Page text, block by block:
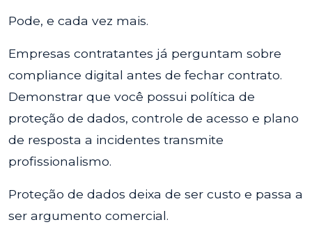
Pode, e cada vez mais.
Empresas contratantes já perguntam sobre
compliance digital antes de fechar contrato.
Demonstrar que você possui política de
proteção de dados, controle de acesso e plano
de resposta a incidentes transmite
profissionalismo.
Proteção de dados deixa de ser custo e passa a
ser argumento comercial.